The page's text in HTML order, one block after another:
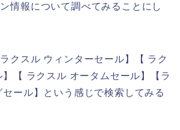
情報について調べてみることにし
クスル ウィンターセール】【 ラク
【 ラクスル オータムセール】【ラ
ール】という感じで検索してみる